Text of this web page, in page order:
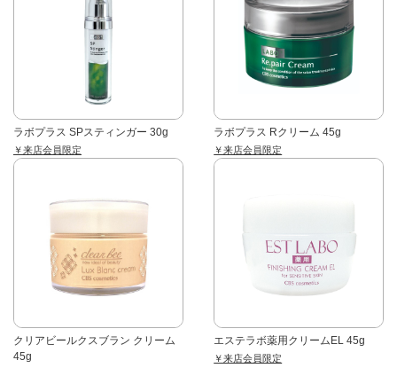
ラボプラス SPスティンガー 30g
￥来店会員限定
ラボプラス Rクリーム 45g
￥来店会員限定
クリアビールクスブラン クリーム
45g
エステラボ薬用クリームEL 45g
￥来店会員限定